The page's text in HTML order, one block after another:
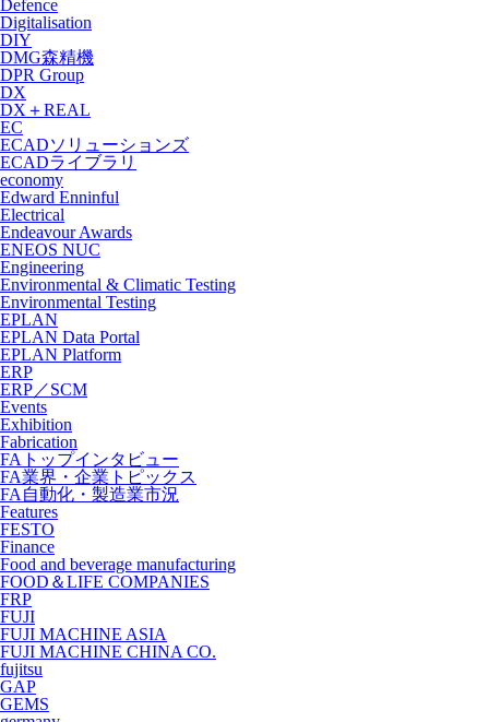
Defence
Digitalisation
DIY
DMG森精機
DPR Group
DX
DX＋REAL
EC
ECADソリューションズ
ECADライブラリ
economy
Edward Enninful
Electrical
Endeavour Awards
ENEOS NUC
Engineering
Environmental & Climatic Testing
Environmental Testing
EPLAN
EPLAN Data Portal
EPLAN Platform
ERP
ERP／SCM
Events
Exhibition
Fabrication
FAトップインタビュー
FA業界・企業トピックス
FA自動化・製造業市況
Features
FESTO
Finance
Food and beverage manufacturing
FOOD＆LIFE COMPANIES
FRP
FUJI
FUJI MACHINE ASIA
FUJI MACHINE CHINA CO.
fujitsu
GAP
GEMS